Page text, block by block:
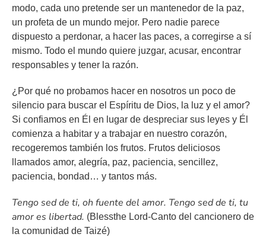
modo, cada uno pretende ser un mantenedor de la paz,
un profeta de un mundo mejor. Pero nadie parece
dispuesto a perdonar, a hacer las paces, a corregirse a sí
mismo. Todo el mundo quiere juzgar, acusar, encontrar
responsables y tener la razón.
¿Por qué no probamos hacer en nosotros un poco de
silencio para buscar el Espíritu de Dios, la luz y el amor?
Si confiamos en Él en lugar de despreciar sus leyes y Él
comienza a habitar y a trabajar en nuestro corazón,
recogeremos también los frutos. Frutos deliciosos
llamados amor, alegría, paz, paciencia, sencillez,
paciencia, bondad… y tantos más.
Tengo sed de ti, oh fuente del amor. Tengo sed de ti, tu
amor es libertad. (Blessthe Lord-Canto del cancionero de
la comunidad de Taizé)